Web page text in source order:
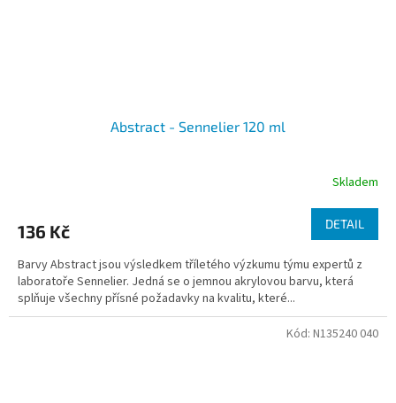
Abstract - Sennelier 120 ml
Skladem
136 Kč DETAIL
Barvy Abstract jsou výsledkem tříletého výzkumu týmu expertů z
laboratoře Sennelier. Jedná se o jemnou akrylovou barvu, která
splňuje všechny přísné požadavky na kvalitu, které...
Kód: N135240 040